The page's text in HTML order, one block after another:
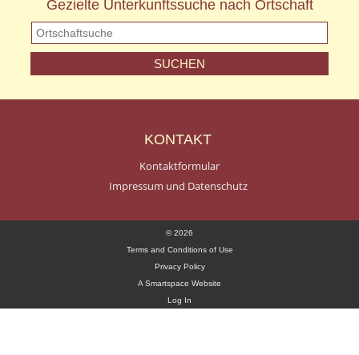
Gezielte Unterkunftssuche nach Ortschaft
KONTAKT
Kontaktformular
Impressum und Datenschutz
© 2026
Terms and Conditions of Use
Privacy Policy
A Smartspace Website
Log In